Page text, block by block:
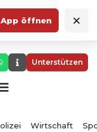
App öffnen ×
Unterstützen
Wirtschaft